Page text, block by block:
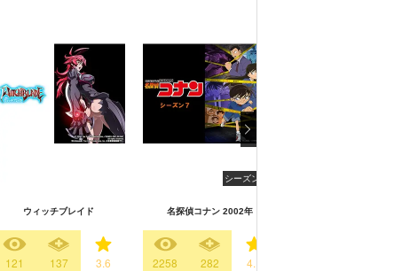
ウィッチブレイド
121 137 3.6
シーズン7
名探偵コナン 2002年
2258 282 4.1